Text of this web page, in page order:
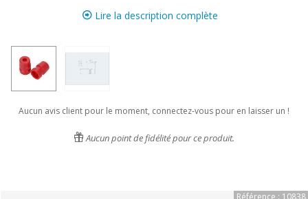
Lire la description complète
Aucun avis client pour le moment, connectez-vous pour en laisser un !
Aucun point de fidélité pour ce produit.
Référence : 10838